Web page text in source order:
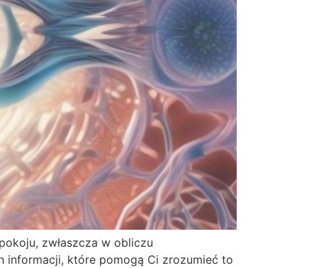
zwłaszcza w obliczu
informacji, które pomogą Ci zrozumieć to